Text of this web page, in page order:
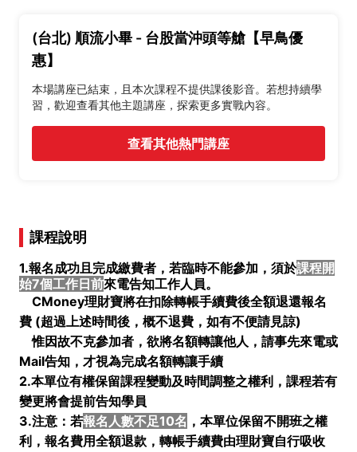
(台北) 順流小畢 - 台股當沖頭等艙【早鳥優
惠】
本場講座已結束，且本次課程不提供課後影音。若想持續學
習，歡迎查看其他主題講座，探索更多實戰內容。
查看其他熱門講座
課程說明
1.報名成功且完成繳費者，若臨時不能參加，須於課程開
始7個工作日前來電告知工作人員。
CMoney理財寶將在扣除轉帳手續費後全額退還報名
費 (超過上述時間後，概不退費，如有不便請見諒)
惟因故不克參加者，欲將名額轉讓他人，請事先來電或
Mail告知，才視為完成名額轉讓手續
2.本單位有權保留課程變動及時間調整之權利，課程若有
變更將會提前告知學員
3.注意：若報名人數不足10名 ，本單位保留不開班之權
利，報名費用全額退款，轉帳手續費由理財寶自行吸收